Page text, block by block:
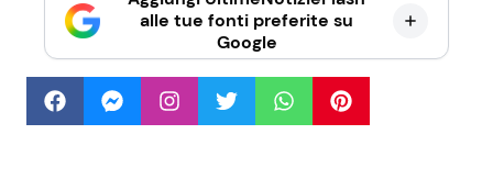
alle tue fonti preferite su
Google